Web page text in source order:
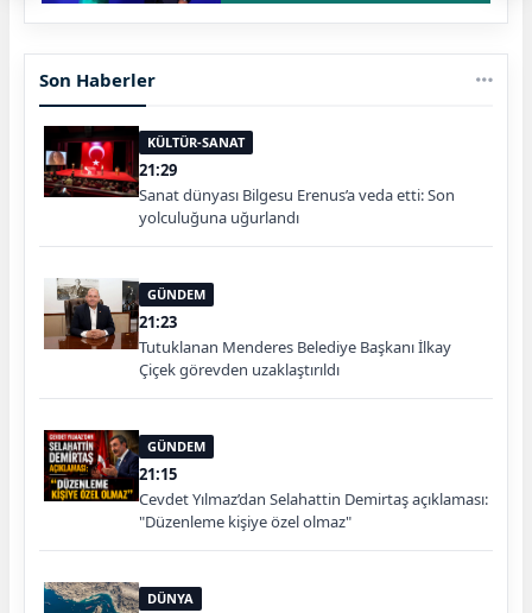
Son Haberler
KÜLTÜR-SANAT
21:29
Sanat dünyası Bilgesu Erenus’a veda etti: Son
yolculuğuna uğurlandı
GÜNDEM
21:23
Tutuklanan Menderes Belediye Başkanı İlkay
Çiçek görevden uzaklaştırıldı
GÜNDEM
21:15
Cevdet Yılmaz’dan Selahattin Demirtaş açıklaması:
"Düzenleme kişiye özel olmaz"
DÜNYA